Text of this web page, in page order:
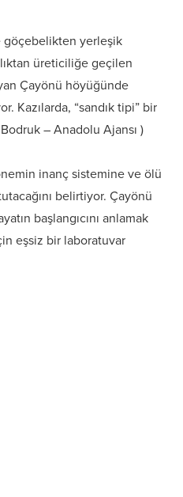
göçebelikten yerleşik
üreticiliğe geçilen
Çayönü höyüğünde
Kazılarda, “sandık tipi” bir
– Anadolu Ajansı )
inanç sistemine ve ölü
belirtiyor. Çayönü
başlangıcını anlamak
eşsiz bir laboratuvar